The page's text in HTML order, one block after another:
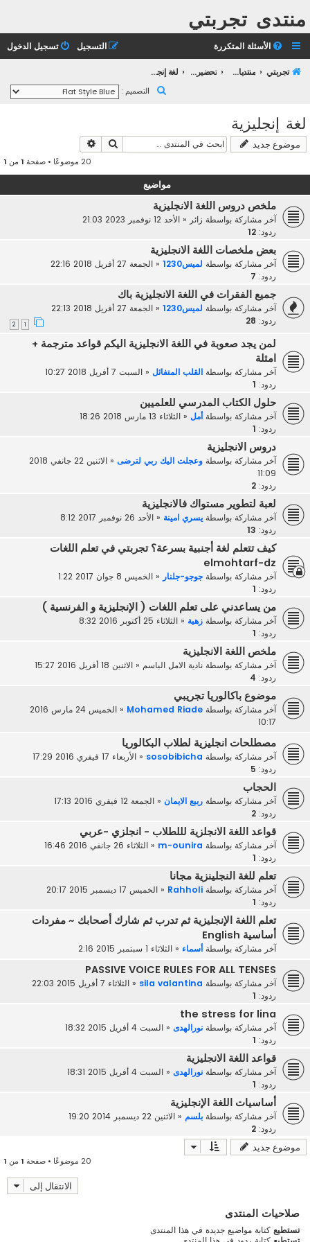
منتدى تجربتي
الأسئلة المتكررة تسجيل الدخول التسجيل
تجربتي منتديات التعليم الثانوي تحضير بكالوريا 2023 لغة إنجليزية
التصميم :
لغة إنجليزية
موضوع جديد بحث
20 موضوعًا • صفحة 1 من 1
مواضيع
ملخص دروس اللغة الانجليزية
آخر مشاركة بواسطة زائر « الأحد 12 نوفمبر 2023 21:03
ردود: 12
بعض ملخصات اللغة الانجليزية
آخر مشاركة بواسطة لميس1230 « الجمعة 27 أفريل 2018 22:16
ردود: 7
جميع الفقرات في اللغة الانجليزية باك
آخر مشاركة بواسطة لميس1230 « الجمعة 27 أفريل 2018 22:13
ردود: 28
1
2
لمن يجد صعوبة في اللغة الانجليزية اليكم قواعد مترجمة +
امثلة
آخر مشاركة بواسطة القلب المتفائل « السبت 7 أفريل 2018 10:27
ردود: 1
حلول الكتاب المدرسي للعلميين
آخر مشاركة بواسطةأمل « الثلاثاء 13 مارس 2018 18:26
ردود: 1
دروس الانجليزية
آخر مشاركة بواسطة وعجلت اليك ربي لترضى «
الاثنين 22 جانفي 2018
11:09
ردود: 2
لعبة لتطوير مستواك فالانجليزية
آخر مشاركة بواسطة يسري امينة « الأحد 26 نوفمبر 2017 8:12
ردود: 13
كيف تتعلم لغة أجنبية بسرعة؟ تجربتي في تعلم اللغات
elmohtarf-dz
آخر مشاركة بواسطة جوجو-جلنار « الخميس 8 جوان 2017 1:22
ردود: 1
من يساعدني على تعلم اللغات ( الإنجليزية و الفرنسية )
آخر مشاركة بواسطة زهية « الثلاثاء 25 أكتوبر 2016 8:32
ردود: 1
ملخص اللغة الانجليزية
آخر مشاركة بواسطة نادية الامل الباسم « الاثنين 18 أفريل 2016 15:27
ردود: 4
موضوع باكالوريا تجريبي
آخر مشاركة بواسطة Mohamed Riade
«
الخميس 24 مارس 2016
10:17
مصطلحات انجليزية لطلاب البكالوريا
آخر مشاركة بواسطة sosobibicha
« الأربعاء 17 فيفري 2016 17:29
ردود: 5
الحجاب
آخر مشاركة بواسطة ربيع الايمان « الجمعة 12 فيفري 2016 17:13
ردود: 2
قواعد اللغة الانجلزية لللطلاب - انجلزي -عربي
آخر مشاركة بواسطة m-ounira
« الثلاثاء 26 جانفي 2016 16:46
ردود: 1
تعلم للغة النجلينزية مجانا
آخر مشاركة بواسطة Rahholi
« الخميس 17 ديسمبر 2015 20:17
ردود: 1
تعلم اللغة الإنجليزية ثم تدرب ثم شارك أصحابك ~ مفردات
أساسية English
آخر مشاركة بواسطةأسماء « الثلاثاء 1 سبتمبر 2015 2:16
PASSIVE VOICE RULES FOR ALL TENSES
آخر مشاركة بواسطة sila valantina
« الثلاثاء 7 أفريل 2015 22:03
ردود: 1
the stress for lina
آخر مشاركة بواسطة نورالهدى « السبت 4 أفريل 2015 18:32
ردود: 1
قواعد اللغة الانجليزية
آخر مشاركة بواسطة نورالهدى « السبت 4 أفريل 2015 18:31
ردود: 1
أساسيات اللغة الإنجليزية
آخر مشاركة بواسطة بلسم « الاثنين 22 ديسمبر 2014 19:20
ردود: 2
موضوع جديد
20 موضوعًا • صفحة 1 من 1
الانتقال إلى
صلاحيات المنتدى
تستطيع كتابة مواضيع جديدة في هذا المنتدى